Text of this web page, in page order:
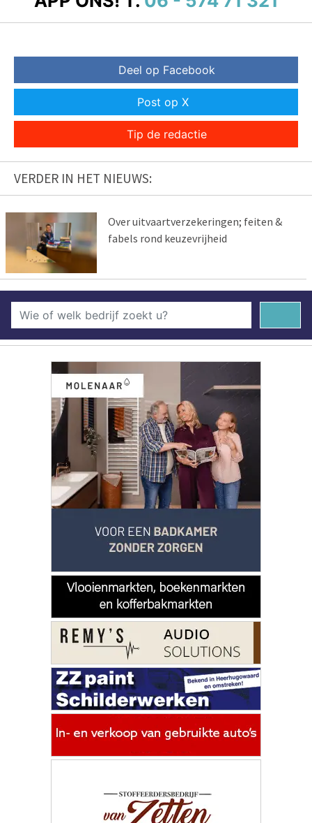
Deel op Facebook
Post op X
Tip de redactie
VERDER IN HET NIEUWS:
Over uitvaartverzekeringen; feiten &
fabels rond keuzevrijheid